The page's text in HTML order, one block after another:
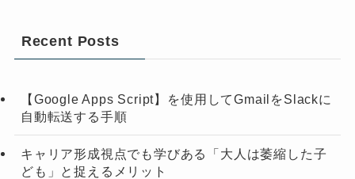
Recent Posts
【Google Apps Script】を使用してGmailをSlackに
自動転送する手順
キャリア形成視点でも学びある「大人は萎縮した子
ども」と捉えるメリット